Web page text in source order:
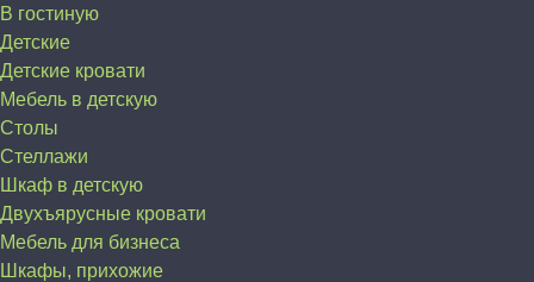
В гостиную
Детские
Детские кровати
Мебель в детскую
Столы
Стеллажи
Шкаф в детскую
Двухъярусные кровати
Мебель для бизнеса
Шкафы, прихожие